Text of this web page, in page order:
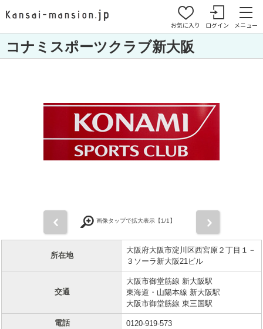
お気に入り ログイン メニュー
コナミスポーツクラブ新大阪
画像タップで拡大表示【1/1】
所在地
大阪府大阪市淀川区西宮原２丁目１－
３ソーラ新大阪21ビル
交通
大阪市御堂筋線 新大阪駅
東海道・山陽本線 新大阪駅
大阪市御堂筋線 東三国駅
電話 0120-919-573